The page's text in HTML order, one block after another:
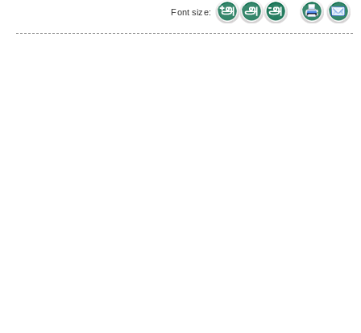
Font size: